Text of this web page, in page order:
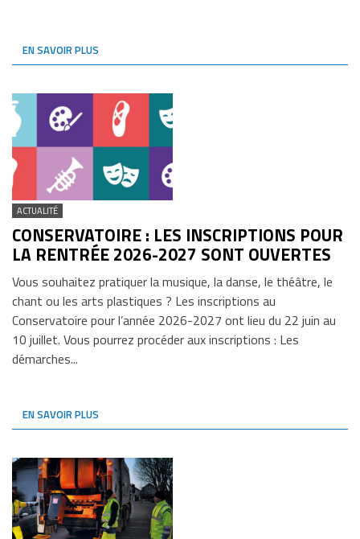
EN SAVOIR PLUS
ACTUALITÉ
CONSERVATOIRE : LES INSCRIPTIONS POUR
LA RENTRÉE 2026-2027 SONT OUVERTES
Vous souhaitez pratiquer la musique, la danse, le théâtre, le
chant ou les arts plastiques ? Les inscriptions au
Conservatoire pour l’année 2026-2027 ont lieu du 22 juin au
10 juillet. Vous pourrez procéder aux inscriptions : Les
démarches...
EN SAVOIR PLUS